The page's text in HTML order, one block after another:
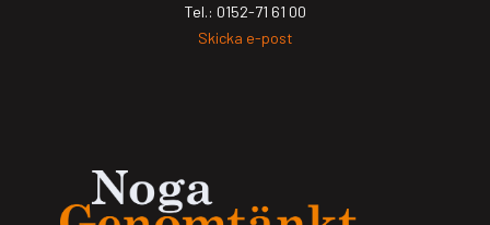
Tel.: 0152-71 61 00
Skicka e-post